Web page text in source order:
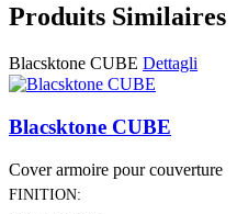
Produits Similaires
Blacsktone CUBE Dettagli
Blacsktone CUBE
Cover armoire pour couverture
FINITION: